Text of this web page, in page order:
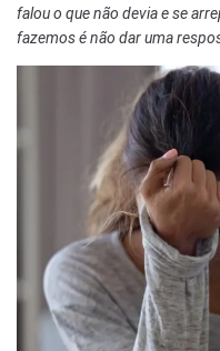
falou o que não devia e se
fazemos é não dar uma